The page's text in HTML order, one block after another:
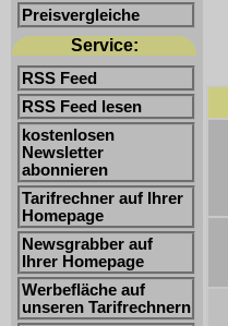
Preisvergleiche
Service:
RSS Feed
RSS Feed lesen
kostenlosen
Newsletter
abonnieren
Tarifrechner auf Ihrer
Homepage
Newsgrabber auf
Ihrer Homepage
Werbefläche auf
unseren Tarifrechnern